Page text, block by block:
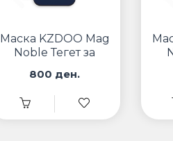
Маска KZDOO Mag
Noble Тегет за
800 ден.